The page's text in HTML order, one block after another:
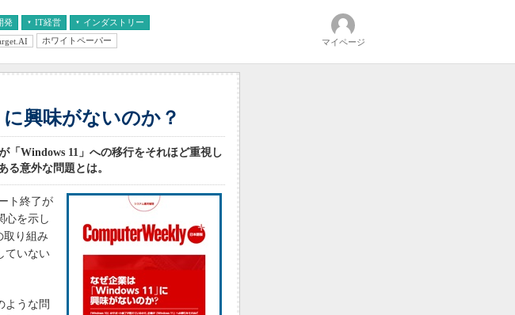
発 IT経営 インダストリー
ホワイトペーパー マイページ
興味がないのか？
「Windows 11」への移行をそれほど重視し
る意外な問題とは。
ト終了が
心を示し
取り組み
ていない
ような問